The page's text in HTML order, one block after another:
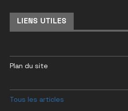
LIENS UTILES
Plan du site
Tous les articles